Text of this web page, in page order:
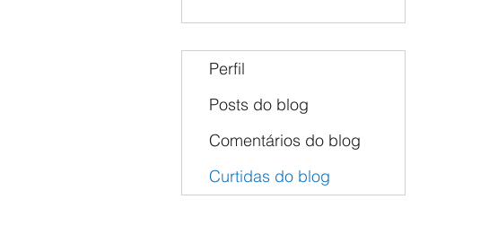
Perfil
Posts do blog
Comentários do blog
Curtidas do blog